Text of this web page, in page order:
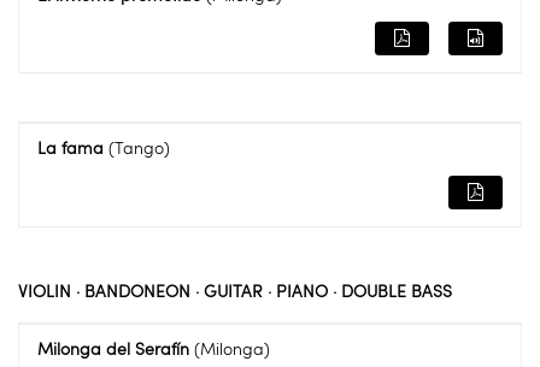
La fama (Tango)
VIOLIN · BANDONEON · GUITAR · PIANO · DOUBLE BASS
Milonga del Serafín (Milonga)